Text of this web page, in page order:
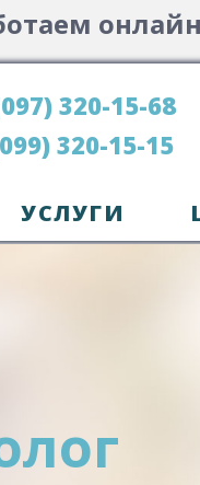
320-15-68
320-15-15
УСЛУГИ